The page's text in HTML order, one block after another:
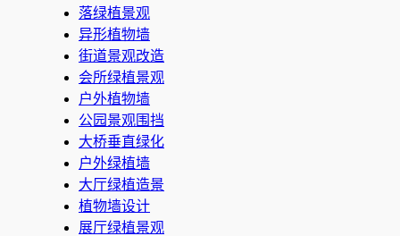
落绿植景观
异形植物墙
街道景观改造
会所绿植景观
户外植物墙
公园景观围挡
大桥垂直绿化
户外绿植墙
大厅绿植造景
植物墙设计
展厅绿植景观